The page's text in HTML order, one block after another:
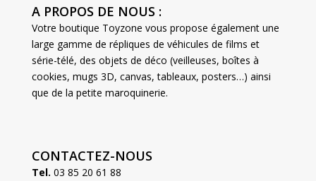
A PROPOS DE NOUS :
Votre boutique Toyzone vous propose également une
large gamme de répliques de véhicules de films et
série-télé, des objets de déco (veilleuses, boîtes à
cookies, mugs 3D, canvas, tableaux, posters…) ainsi
que de la petite maroquinerie.
CONTACTEZ-NOUS
Tel. 03 85 20 61 88